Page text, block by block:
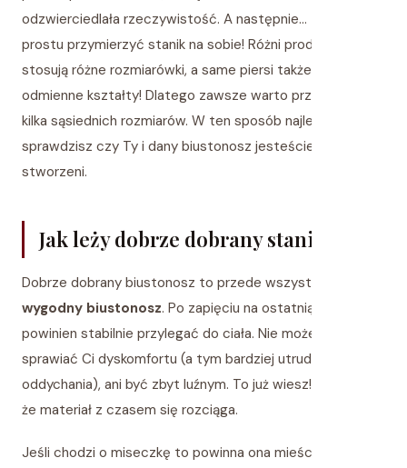
odzwierciedlała rzeczywistość. A następnie… trzeba po
prostu przymierzyć stanik na sobie! Różni producenci
stosują różne rozmiarówki, a same piersi także mają
odmienne kształty! Dlatego zawsze warto przymierzyć
kilka sąsiednich rozmiarów. W ten sposób najlepiej
sprawdzisz czy Ty i dany biustonosz jesteście dla siebie
stworzeni.
Jak leży dobrze dobrany stanik?
Dobrze dobrany biustonosz to przede wszystkim
wygodny biustonosz. Po zapięciu na ostatnią haftkę
powinien stabilnie przylegać do ciała. Nie może ani
sprawiać Ci dyskomfortu (a tym bardziej utrudniać
oddychania), ani być zbyt luźnym. To już wiesz! Pamiętaj,
że materiał z czasem się rozciąga.
Jeśli chodzi o miseczkę to powinna ona mieścić całą